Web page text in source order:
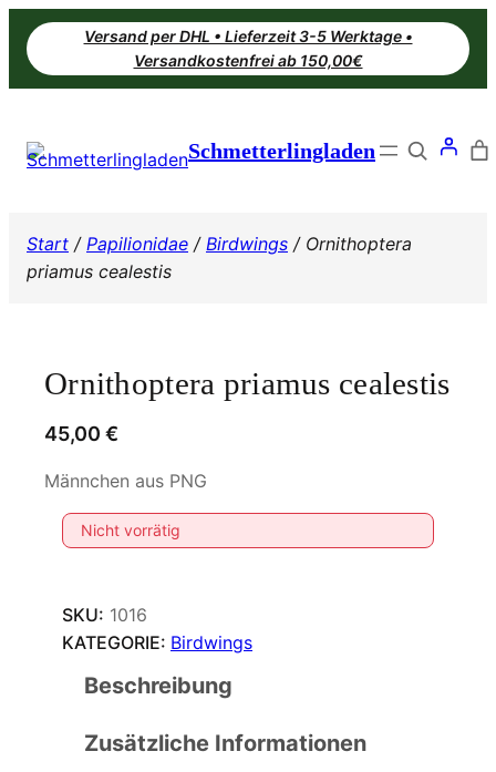
Zum
Inhalt
springen
Versand per DHL • Lieferzeit 3-5 Werktage •
Versandkostenfrei ab 150,00€
Schmetterlingladen Search
Start / Papilionidae / Birdwings / Ornithoptera
priamus cealestis
Ornithoptera priamus cealestis
45,00 €
Männchen aus PNG
Nicht vorrätig
SKU: 1016
KATEGORIE: Birdwings
Beschreibung
Zusätzliche Informationen